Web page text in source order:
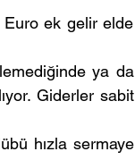
Euro ek gelir elde
ya da
Giderler sabit
hızla sermaye